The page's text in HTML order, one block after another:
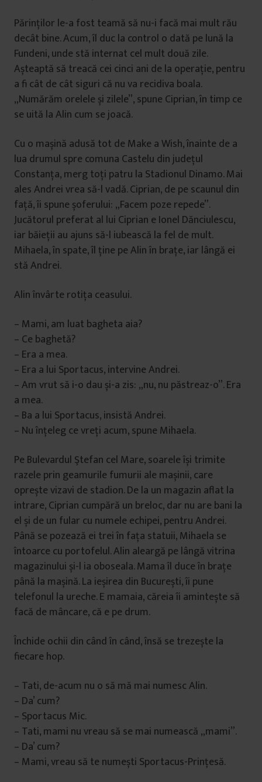
Părinților le-a fost teamă să nu-i facă mai mult rău
decât bine. Acum, îl duc la control o dată pe lună la
Fundeni, unde stă internat cel mult două zile.
Așteaptă să treacă cei cinci ani de la operație, pentru
a fi cât de cât siguri că nu va recidiva boala.
„Numărăm orelele și zilele”, spune Ciprian, în timp ce
se uită la Alin cum se joacă.
Cu o mașină adusă tot de Make a Wish, înainte de a
lua drumul spre comuna Castelu din județul
Constanța, merg toți patru la Stadionul Dinamo. Mai
ales Andrei vrea să-l vadă. Ciprian, de pe scaunul din
față, îi spune șoferului: „Facem poze repede”.
Jucătorul preferat al lui Ciprian e Ionel Dănciulescu,
iar băieții au ajuns să-l iubească la fel de mult.
Mihaela, în spate, îl ține pe Alin în brațe, iar lângă ei
stă Andrei.
Alin învârte rotița ceasului.
– Mami, am luat bagheta aia?
– Ce baghetă?
– Era a mea.
– Era a lui Sportacus, intervine Andrei.
– Am vrut să i-o dau și-a zis: „nu, nu păstreaz-o”. Era
a mea.
– Ba a lui Sportacus, insistă Andrei.
– Nu înțeleg ce vreți acum, spune Mihaela.
Pe Bulevardul Ştefan cel Mare, soarele își trimite
razele prin geamurile fumurii ale mașinii, care
oprește vizavi de stadion. De la un magazin aflat la
intrare, Ciprian cumpără un breloc, dar nu are bani la
el și de un fular cu numele echipei, pentru Andrei.
Până se pozează ei trei în fața statuii, Mihaela se
întoarce cu portofelul. Alin aleargă pe lângă vitrina
magazinului și-l ia oboseala. Mama îl duce în brațe
până la mașină. La ieșirea din București, îi pune
telefonul la ureche. E mamaia, căreia îi amintește să
facă de mâncare, că e pe drum.
Închide ochii din când în când, însă se trezește la
fiecare hop.
– Tati, de-acum nu o să mă mai numesc Alin.
– Da’ cum?
– Sportacus Mic.
– Tati, mami nu vreau să se mai numească „mami”.
– Da’ cum?
– Mami, vreau să te numești Sportacus-Prințesă.